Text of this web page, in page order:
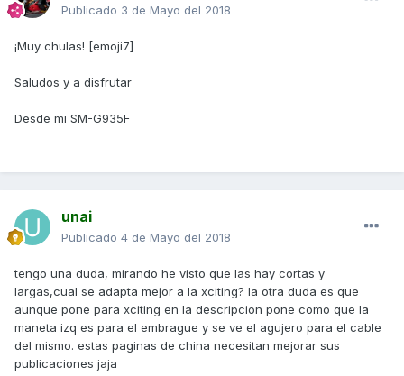
Publicado 3 de Mayo del 2018
¡Muy chulas! [emoji7]
Saludos y a disfrutar
Desde mi SM-G935F
unai
Publicado 4 de Mayo del 2018
tengo una duda, mirando he visto que las hay cortas y
largas,cual se adapta mejor a la xciting? la otra duda es que
aunque pone para xciting en la descripcion pone como que la
maneta izq es para el embrague y se ve el agujero para el cable
del mismo. estas paginas de china necesitan mejorar sus
publicaciones jaja